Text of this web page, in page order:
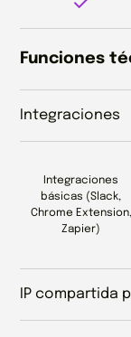
Funciones
Integraciones
Integraciones
básicas (Slack,
Chrome Extension,
Zapier)
IP compartida